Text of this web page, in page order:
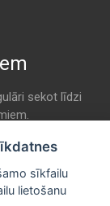
sekot līdzi
Pieteikties
sīkfailu
lietošanu